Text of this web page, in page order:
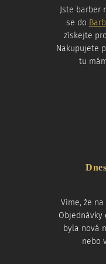
Jste barber
se do
získejte
Nakupujete
tu
Víme, že
Objednávky
byla nová
nebo